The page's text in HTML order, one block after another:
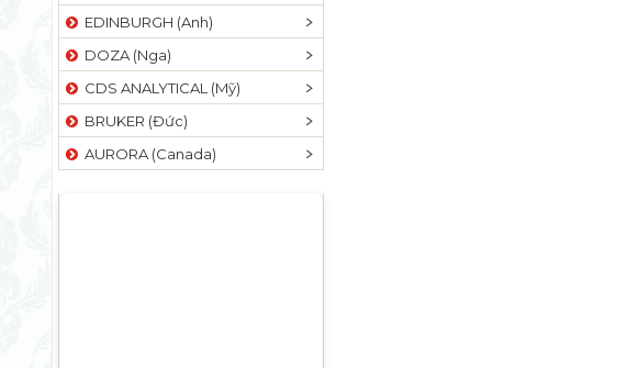
EDINBURGH (Anh)
DOZA (Nga)
CDS ANALYTICAL (Mỹ)
BRUKER (Đức)
AURORA (Canada)